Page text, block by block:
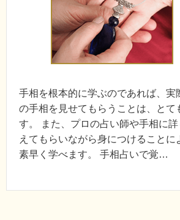
手相を根本的に学ぶのであれば、実
の手相を見せてもらうことは、とて
す。 また、プロの占い師や手相に
えてもらいながら身につけることに
素早く学べます。 手相占いで覚…